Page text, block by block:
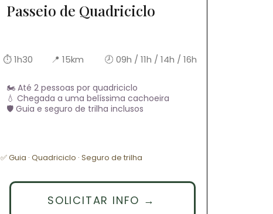
Passeio de Quadriciclo
⏱ 1h30 📍 15km 🕗 09h / 11h / 14h / 16h
🏍️ Até 2 pessoas por quadriciclo
💧 Chegada a uma belíssima cachoeira
🛡️ Guia e seguro de trilha inclusos
✅ Guia · Quadriciclo · Seguro de trilha
SOLICITAR INFO →